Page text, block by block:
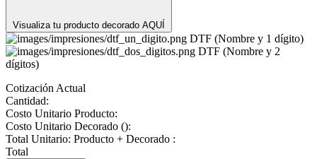
Visualiza tu producto decorado AQUÍ
DTF (Nombre y 1 dígito)
DTF (Nombre y 2
dígitos)
Cotización Actual
Cantidad:
Costo Unitario Producto:
Costo Unitario Decorado ():
Total Unitario: Producto + Decorado :
Total